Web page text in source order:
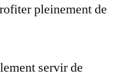
pleinement de
servir de